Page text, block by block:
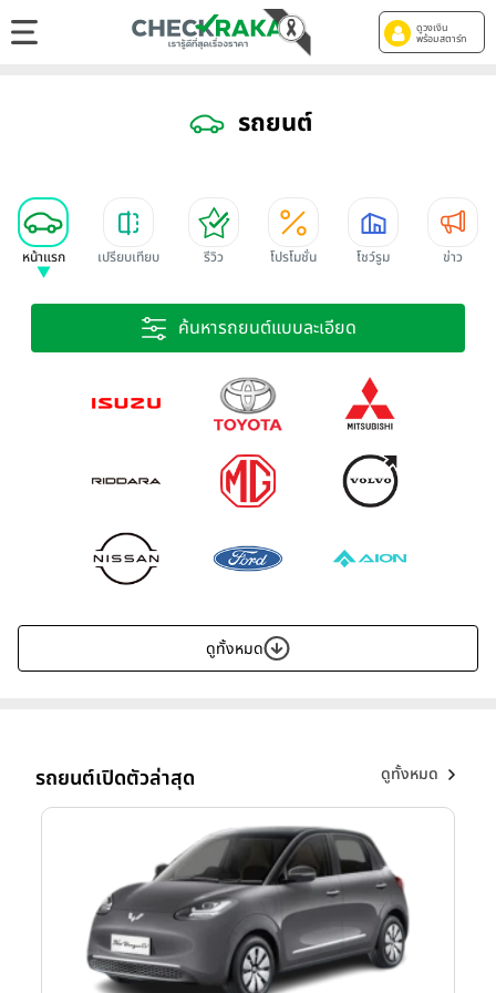
ดูวงเงิน
พร้อมสตาร์ท
รถยนต์
หน้าแรก เปรียบเทียบ รีวิว โปรโมชั่น โชว์รูม ข่าว
ค้นหารถยนต์แบบละเอียด
ดูทั้งหมด
รถยนต์เปิดตัวล่าสุด ดูทั้งหมด